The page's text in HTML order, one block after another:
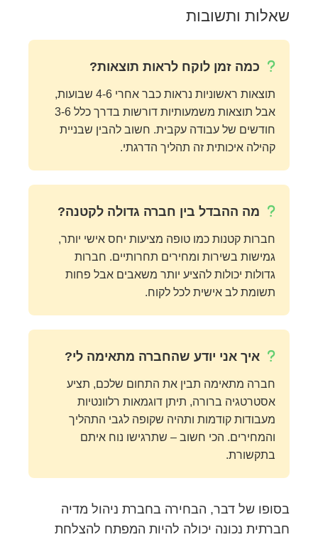
שאלות ותשובות
כמה זמן לוקח לראות תוצאות?
תוצאות ראשוניות נראות כבר אחרי 4-6 שבועות,
אבל תוצאות משמעותיות דורשות בדרך כלל 3-6
חודשים של עבודה עקבית. חשוב להבין שבניית
קהילה איכותית זה תהליך הדרגתי.
מה ההבדל בין חברה גדולה לקטנה?
חברות קטנות כמו טופה מציעות יחס אישי יותר,
גמישות בשירות ומחירים תחרותיים. חברות
גדולות יכולות להציע יותר משאבים אבל פחות
תשומת לב אישית לכל לקוח.
איך אני יודע שהחברה מתאימה לי?
חברה מתאימה תבין את התחום שלכם, תציע
אסטרטגיה ברורה, תיתן דוגמאות רלוונטיות
מעבודות קודמות ותהיה שקופה לגבי התהליך
והמחירים. הכי חשוב – שתרגישו נוח איתם
בתקשורת.
בסופו של דבר, הבחירה בחברת ניהול מדיה
חברתית נכונה יכולה להיות המפתח להצלחת